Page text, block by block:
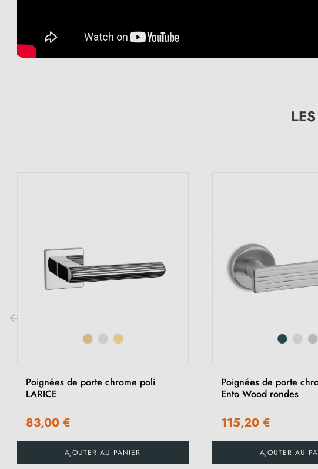
Poignées de porte chrome poli
LARICE
83,00 €
AJOUTER AU PANIER
Poignées de porte
Ento Wood rondes
115,20 €
AJOUTER AU